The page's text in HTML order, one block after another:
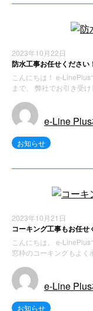
2023年10月22日
防水工事お任せください！
こんにちは！ e-
まで、 弊社でお引き受け
e-Line
お知らせ
2023年10月21日
コーキング工事もお任せ
こんにちは。 e-LinePlus
窓枠のコーキングもよく
e-Line
お知らせ